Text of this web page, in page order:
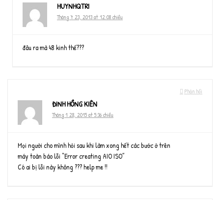
HUYNHQTRI
Tháng 7 23, 2013 at 12:08 chiều
đâu ra mà 48 kinh thế???
Phản hồi
ĐINH HỒNG KIÊN
Tháng 1 28, 2015 at 5:36 chiều
Mọi người cho mình hỏi sau khi làm xong hết các bước ở trên
máy toàn báo lỗi “Error creating AIO ISO”
Có ai bị lỗi này không ??? help me !!